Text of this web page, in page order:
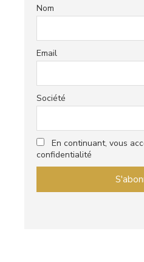
Nom
Email
Société
En continuant, vous
confidentialité